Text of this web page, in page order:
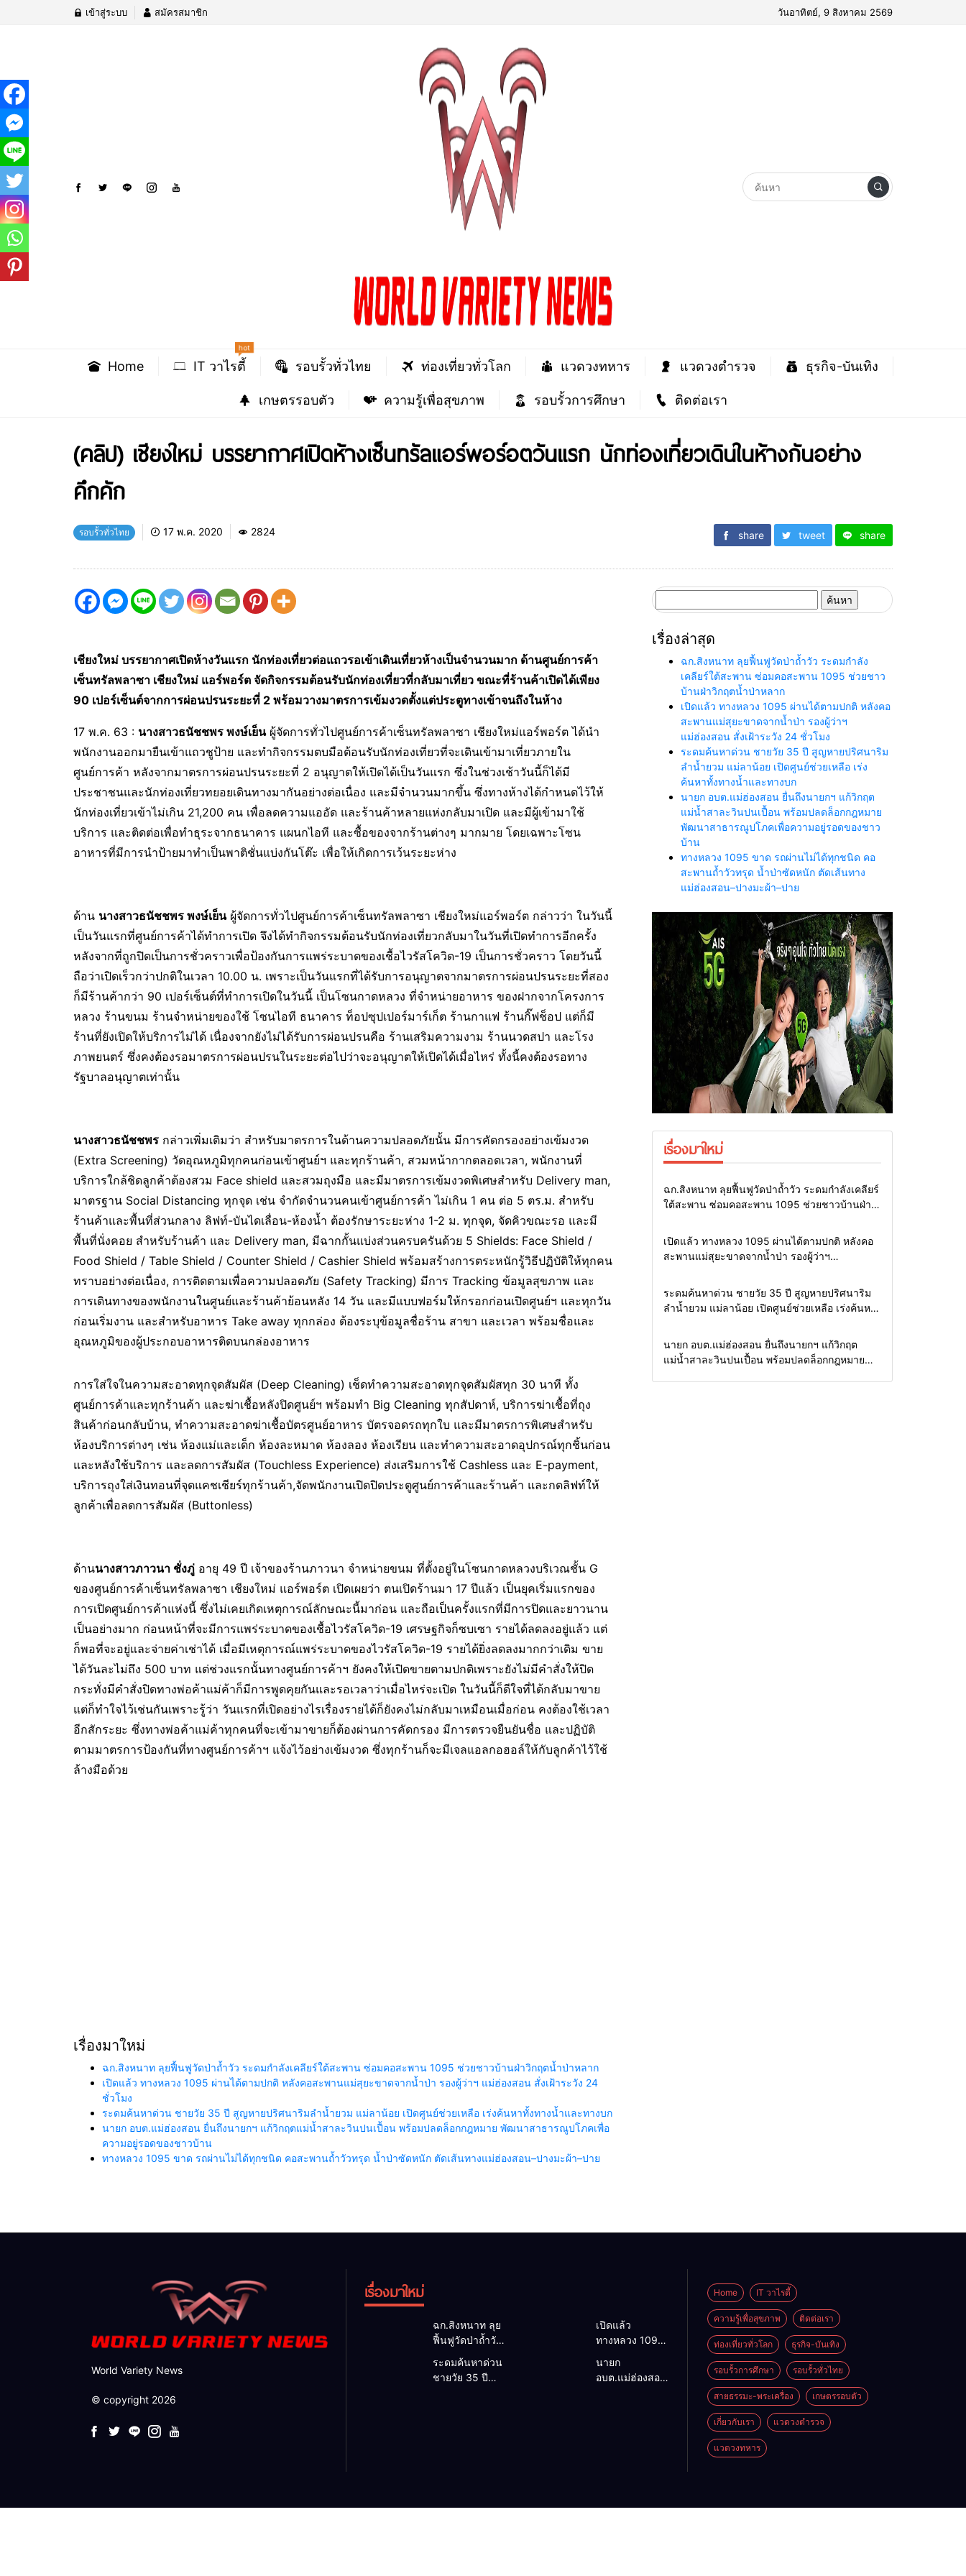
เข้าสู่ระบบ สมัครสมาชิก วันอาทิตย์, 9 สิงหาคม 2569
Home IT วาไรตี้
hot
รอบรั้วทั่วไทย ท่องเที่ยวทั่วโลก แวดวงทหาร แวดวงตำรวจ ธุรกิจ-บันเทิง
เกษตรรอบตัว ความรู้เพื่อสุขภาพ รอบรั้วการศึกษา ติดต่อเรา
(คลิป) เชียงใหม่ บรรยากาศเปิดห้างเซ็นทรัลแอร์พอร์อตวันแรก นักท่องเที่ยวเดินในห้างกันอย่าง
คึกคัก
รอบรั้วทั่วไทย 17 พ.ค. 2020 2824 share tweet share
เชียงใหม่ บรรยากาศเปิดห้างวันแรก นักท่องเที่ยวต่อแถวรอเข้าเดินเที่ยวห้างเป็นจำนวนมาก ด้านศูนย์การค้า
เซ็นทรัลพลาซา เชียงใหม่ แอร์พอร์ต จัดกิจกรรมต้อนรับนักท่องเที่ยวที่กลับมาเที่ยว ขณะที่ร้านค้าเปิดได้เพียง
90 เปอร์เซ็นต์จากการผ่อนปรนระยะที่ 2 พร้อมวางมาตรการเข้มงวดตั้งแต่ประตูทางเข้าจนถึงในห้าง
17 พ.ค. 63 : นางสาวธนัชชพร พงษ์เย็นผู้จัดการทั่วไปศูนย์การค้าเซ็นทรัลพลาซา เชียงใหม่แอร์พอร์ต ได้นำ
พนักงานออกมายืนเข้าแถวชูป้าย และทำกิจกรรมตบมือต้อนรับนักท่องเที่ยวที่จะเดินเข้ามาเที่ยวภายใน
ศูนย์การค้า หลังจากมาตรการผ่อนปรนระยะที่ 2 อนุญาตให้เปิดได้เป็นวันแรก ซึ่งในช่วงเช้าวันนี้ก็ได้มี
ประชาชนและนักท่องเที่ยวทยอยเดินทางมากันอย่างต่อเนื่อง และมีจำนวนมากขึ้น ซึ่งทางห้างได้กำหนดไว้ให้
นักท่องเที่ยวเข้าไม่เกิน 21,200 คน เพื่อลดความแออัด และร้านค้าหลายแห่งกลับมาเปิด และมีผู้เข้ามาใช้
บริการ และติดต่อเพื่อทำธุระจากธนาคาร แผนกไอที และซื้อของจากร้านต่างๆ มากมาย โดยเฉพาะโซน
อาหารที่มีการนำป้ายมาทำเป็นพาติชั่นแบ่งกันโต๊ะ เพื่อให้เกิดการเว้นระยะห่าง
ด้าน นางสาวธนัชชพร พงษ์เย็นผู้จัดการทั่วไปศูนย์การค้าเซ็นทรัลพลาซา เชียงใหม่แอร์พอร์ต กล่าวว่า ในวันนี้
เป็นวันแรกที่ศูนย์การค้าได้ทำการเปิด จึงได้ทำกิจกรรมต้อนรับนักท่องเที่ยวกลับมาในวันที่เปิดทำการอีกครั้ง
หลังจากที่ถูกปิดเป็นการชั่วคราวเพื่อป้องกันการแพร่ระบาดของเชื้อไวรัสโควิด-19 เป็นการชั่วคราว โดยวันนี้
ถือว่าเปิดเร็วกว่าปกติในเวลา 10.00 น. เพราะเป็นวันแรกที่ได้รับการอนุญาตจากมาตรการผ่อนปรนระยะที่สอง
ก็มีร้านค้ากว่า 90 เปอร์เซ็นต์ที่ทำการเปิดในวันนี้ เป็นโซนกาดหลวง ที่จำหน่ายอาหาร ของฝากจากโครงการ
หลวง ร้านขนม ร้านจำหน่ายของใช้ โซนไอที ธนาคาร ท็อปซุปเปอร์มาร์เก็ต ร้านกาแฟ ร้านกิ๊ฟช็อป แต่ก็มี
ร้านที่ยังเปิดให้บริการไม่ได้ เนื่องจากยังไม่ได้รับการผ่อนปรนคือ ร้านเสริมความงาม ร้านนวดสปา และโรง
ภาพยนตร์ ซึ่งคงต้องรอมาตรการผ่อนปรนในระยะต่อไปว่าจะอนุญาตให้เปิดได้เมื่อไหร่ ทั้งนี้คงต้องรอทาง
รัฐบาลอนุญาตเท่านั้น
นางสาวธนัชชพร กล่าวเพิ่มเติมว่า สำหรับมาตรการในด้านความปลอดภัยนั้น มีการคัดกรองอย่างเข้มงวด
(Extra Screening) วัดอุณหภูมิทุกคนก่อนเข้าศูนย์ฯ และทุกร้านค้า, สวมหน้ากากตลอดเวลา, พนักงานที่
บริการใกล้ชิดลูกค้าต้องสวม Face shield และสวมถุงมือ และมีมาตรการเข้มงวดพิเศษสำหรับ Delivery man,
มาตรฐาน Social Distancing ทุกจุด เช่น จำกัดจำนวนคนเข้าศูนย์การค้า ไม่เกิน 1 คน ต่อ 5 ตร.ม. สำหรับ
ร้านค้าและพื้นที่ส่วนกลาง ลิฟท์-บันไดเลื่อน-ห้องน้ำ ต้องรักษาระยะห่าง 1-2 ม. ทุกจุด, จัดคิวขณะรอ และมี
พื้นที่นั่งคอย สำหรับร้านค้า และ Delivery man, มีฉากกั้นแบ่งส่วนครบครันด้วย 5 Shields: Face Shield /
Food Shield / Table Shield / Counter Shield / Cashier Shield พร้อมสร้างการตระหนักรู้วิธีปฏิบัติให้ทุกคน
ทราบอย่างต่อเนื่อง, การติดตามเพื่อความปลอดภัย (Safety Tracking) มีการ Tracking ข้อมูลสุขภาพ และ
การเดินทางของพนักงานในศูนย์และร้านค้าย้อนหลัง 14 วัน และมีแบบฟอร์มให้กรอกก่อนเปิดศูนย์ฯ และทุกวัน
ก่อนเริ่มงาน และสำหรับอาหาร Take away ทุกกล่อง ต้องระบุข้อมูลชื่อร้าน สาขา และเวลา พร้อมชื่อและ
อุณหภูมิของผู้ประกอบอาหารติดบนกล่องอาหาร
การใส่ใจในความสะอาดทุกจุดสัมผัส (Deep Cleaning) เช็ดทำความสะอาดทุกจุดสัมผัสทุก 30 นาที ทั้ง
ศูนย์การค้าและทุกร้านค้า และฆ่าเชื้อหลังปิดศูนย์ฯ พร้อมทำ Big Cleaning ทุกสัปดาห์, บริการฆ่าเชื้อที่ถุง
สินค้าก่อนกลับบ้าน, ทำความสะอาดฆ่าเชื้อบัตรศูนย์อาหาร บัตรจอดรถทุกใบ และมีมาตรการพิเศษสำหรับ
ห้องบริการต่างๆ เช่น ห้องแม่และเด็ก ห้องละหมาด ห้องลอง ห้องเรียน และทำความสะอาดอุปกรณ์ทุกชิ้นก่อน
และหลังใช้บริการ และลดการสัมผัส (Touchless Experience) ส่งเสริมการใช้ Cashless และ E-payment,
บริการถุงใส่เงินทอนที่จุดแคชเชียร์ทุกร้านค้า,จัดพนักงานเปิดปิดประตูศูนย์การค้าและร้านค้า และกดลิฟท์ให้
ลูกค้าเพื่อลดการสัมผัส (Buttonless)
ด้านนางสาวภาวนา ชั่งภู่ อายุ 49 ปี เจ้าของร้านภาวนา จำหน่ายขนม ที่ตั้งอยู่ในโซนกาดหลวงบริเวณชั้น G
ของศูนย์การค้าเซ็นทรัลพลาซา เชียงใหม่ แอร์พอร์ต เปิดเผยว่า ตนเปิดร้านมา 17 ปีแล้ว เป็นยุคเริ่มแรกของ
การเปิดศูนย์การค้าแห่งนี้ ซึ่งไม่เคยเกิดเหตุการณ์ลักษณะนี้มาก่อน และถือเป็นครั้งแรกที่มีการปิดและยาวนาน
เป็นอย่างมาก ก่อนหน้าที่จะมีการแพร่ระบาดของเชื้อไวรัสโควิด-19 เศรษฐกิจก็ซบเซา รายได้ลดลงอยู่แล้ว แต่
ก็พอที่จะอยู่และจ่ายค่าเช่าได้ เมื่อมีเหตุการณ์แพร่ระบาดของไวรัสโควิด-19 รายได้ยิ่งลดลงมากกว่าเดิม ขาย
ได้วันละไม่ถึง 500 บาท แต่ช่วงแรกนั้นทางศูนย์การค้าฯ ยังคงให้เปิดขายตามปกติเพราะยังไม่มีคำสั่งให้ปิด
กระทั่งมีคำสั่งปิดทางพ่อค้าแม่ค้าก็มีการพูดคุยกันและรอเวลาว่าเมื่อไหร่จะเปิด ในวันนี้ก็ดีใจที่ได้กลับมาขาย
แต่ก็ทำใจไว้เช่นกันเพราะรู้ว่า วันแรกที่เปิดอย่างไรเรื่องรายได้ก็ยังคงไม่กลับมาเหมือนเมื่อก่อน คงต้องใช้เวลา
อีกสักระยะ ซึ่งทางพ่อค้าแม่ค้าทุกคนที่จะเข้ามาขายก็ต้องผ่านการคัดกรอง มีการตรวจยืนยันชื่อ และปฏิบัติ
ตามมาตรการป้องกันที่ทางศูนย์การค้าฯ แจ้งไว้อย่างเข้มงวด ซึ่งทุกร้านก็จะมีเจลแอลกอฮอล์ให้กับลูกค้าไว้ใช้
ล้างมือด้วย
เรื่องมาใหม่
ฉก.สิงหนาท ลุยฟื้นฟูวัดป่าถ้ำวัว ระดมกำลังเคลียร์ใต้สะพาน ซ่อมคอสะพาน 1095 ช่วยชาวบ้านฝ่าวิกฤตน้ำป่าหลาก
เปิดแล้ว ทางหลวง 1095 ผ่านได้ตามปกติ หลังคอสะพานแม่สุยะขาดจากน้ำป่า รองผู้ว่าฯ แม่ฮ่องสอน สั่งเฝ้าระวัง 24
ชั่วโมง
ระดมค้นหาด่วน ชายวัย 35 ปี สูญหายปริศนาริมลำน้ำยวม แม่ลาน้อย เปิดศูนย์ช่วยเหลือ เร่งค้นหาทั้งทางน้ำและทางบก
นายก อบต.แม่ฮ่องสอน ยื่นถึงนายกฯ แก้วิกฤตแม่น้ำสาละวินปนเปื้อน พร้อมปลดล็อกกฎหมาย พัฒนาสาธารณูปโภคเพื่อ
ความอยู่รอดของชาวบ้าน
ทางหลวง 1095 ขาด รถผ่านไม่ได้ทุกชนิด คอสะพานถ้ำวัวทรุด น้ำป่าซัดหนัก ตัดเส้นทางแม่ฮ่องสอน–ปางมะผ้า–ปาย
สำหรับ:
เรื่องล่าสุด
ฉก.สิงหนาท ลุยฟื้นฟูวัดป่าถ้ำวัว ระดมกำลัง
เคลียร์ใต้สะพาน ซ่อมคอสะพาน 1095 ช่วยชาว
บ้านฝ่าวิกฤตน้ำป่าหลาก
เปิดแล้ว ทางหลวง 1095 ผ่านได้ตามปกติ หลังคอ
สะพานแม่สุยะขาดจากน้ำป่า รองผู้ว่าฯ
แม่ฮ่องสอน สั่งเฝ้าระวัง 24 ชั่วโมง
ระดมค้นหาด่วน ชายวัย 35 ปี สูญหายปริศนาริม
ลำน้ำยวม แม่ลาน้อย เปิดศูนย์ช่วยเหลือ เร่ง
ค้นหาทั้งทางน้ำและทางบก
นายก อบต.แม่ฮ่องสอน ยื่นถึงนายกฯ แก้วิกฤต
แม่น้ำสาละวินปนเปื้อน พร้อมปลดล็อกกฎหมาย
พัฒนาสาธารณูปโภคเพื่อความอยู่รอดของชาว
บ้าน
ทางหลวง 1095 ขาด รถผ่านไม่ได้ทุกชนิด คอ
สะพานถ้ำวัวทรุด น้ำป่าซัดหนัก ตัดเส้นทาง
แม่ฮ่องสอน–ปางมะผ้า–ปาย
เรื่องมาใหม่
Home แวดวงทหาร
ฉก.สิงหนาท ลุยฟื้นฟูวัดป่าถ้ำวัว ระดมกำลังเคลียร์
ใต้สะพาน ซ่อมคอสะพาน 1095 ช่วยชาวบ้านฝ่า
Home รอบรั้วทั่วไทย
เปิดแล้ว ทางหลวง 1095 ผ่านได้ตามปกติ หลังคอ
สะพานแม่สุยะขาดจากน้ำป่า รองผู้ว่าฯ
Home รอบรั้วทั่วไทย
ระดมค้นหาด่วน ชายวัย 35 ปี สูญหายปริศนาริม
ลำน้ำยวม แม่ลาน้อย เปิดศูนย์ช่วยเหลือ เร่งค้นหา
Home รอบรั้วทั่วไทย
นายก อบต.แม่ฮ่องสอน ยื่นถึงนายกฯ แก้วิกฤต
แม่น้ำสาละวินปนเปื้อน พร้อมปลดล็อกกฎหมาย
World Variety News
© copyright 2026
เรื่องมาใหม่
ฉก.สิงหนาท ลุย
ฟื้นฟูวัดป่าถ้ำวัว
ระดมกำลัง
เคลียร์ใต้สะพาน
ซ่อมคอสะพาน
เปิดแล้ว
ทางหลวง 1095
หลังคอสะพาน
แม่สุยะขาดจาก
ระดมค้นหาด่วน
ชายวัย 35 ปี
นายก
อบต.แม่ฮ่องสอน
Home IT วาไรตี้
ความรู้เพื่อสุขภาพ ติดต่อเรา
ท่องเที่ยวทั่วโลก ธุรกิจ-บันเทิง
รอบรั้วการศึกษา รอบรั้วทั่วไทย
สายธรรมะ-พระเครื่อง เกษตรรอบตัว
เกี่ยวกับเรา แวดวงตำรวจ
แวดวงทหาร